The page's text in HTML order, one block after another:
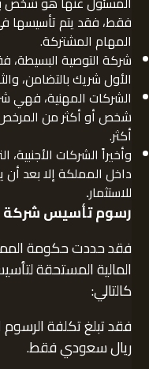
فقط، فقد يتم تأسيسها
المهام المشتركة.
شركة التوصية البسيطة،
الأول شريك بالتضامن،
الشركات المهنية، فهي
شخص أو أكثر من
أكثر.
وأخيراً الشركات
داخل المملكة إلا بعد
للاستثمار.
رسوم تأسيس شركة
فقد حددت حكومة
المالية المستحقة
كالتالي:
ريال سعودي فقط.